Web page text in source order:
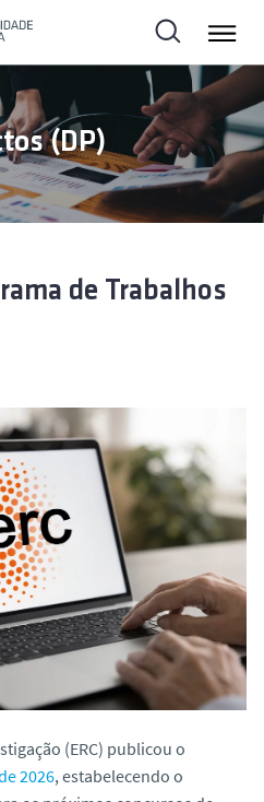
(DP)
de Trabalhos
(ERC) publicou o
2026, estabelecendo o